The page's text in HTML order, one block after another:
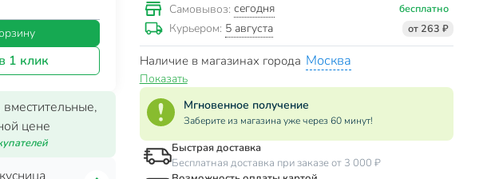
1 клик
цене
Самовывоз: сегодня бесплатно
Курьером: 5 августа от 263 ₽
Наличие в магазинах города Москва
Показать
Мгновенное получение
Заберите из магазина уже через 60 минут!
Быстрая доставка
Бесплатная доставка при заказе от 3 000 ₽